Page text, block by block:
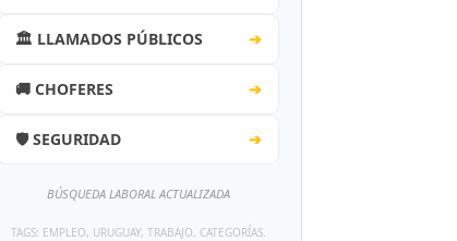
🏛️ LLAMADOS PÚBLICOS ➔
🚚 CHOFERES ➔
🛡️ SEGURIDAD ➔
BÚSQUEDA LABORAL ACTUALIZADA
TAGS: EMPLEO, URUGUAY, TRABAJO, CATEGORÍAS.